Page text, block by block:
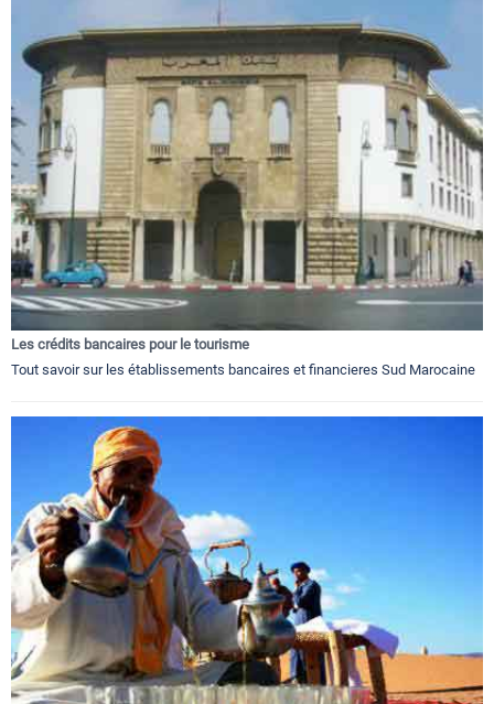
Les crédits bancaires pour le tourisme
Tout savoir sur les établissements bancaires et financieres Sud Marocaine